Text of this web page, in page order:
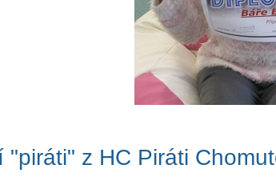
"piráti" z HC Piráti